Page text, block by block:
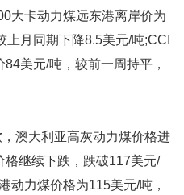
大卡动力煤远东港离岸价为
月同期下降8.5美元/吨;CCI
美元/吨，较前一周持平，
澳大利亚高灰动力煤价格进
继续下跌，跌破117美元/
动力煤价格为115美元/吨，